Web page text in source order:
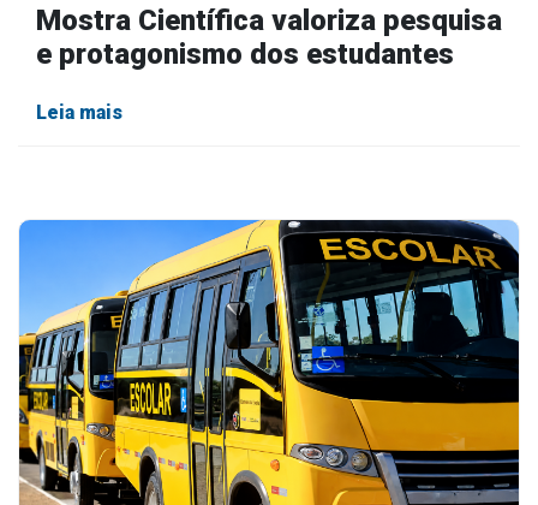
Mostra Científica valoriza pesquisa
e protagonismo dos estudantes
Leia mais